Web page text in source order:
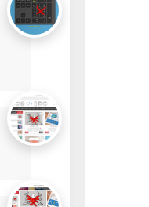
02 2022